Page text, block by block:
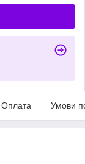
Оплата Умови